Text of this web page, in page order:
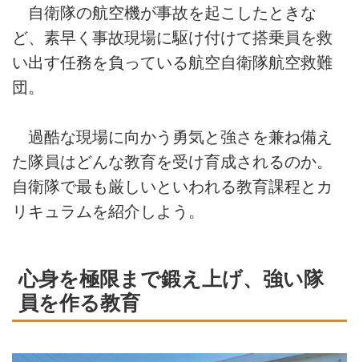
自衛隊の航空機が事故を起こしたときな
ど、素早く事故現場に駆け付けて搭乗員を救
い出す任務を負っている航空自衛隊航空救難
団。
過酷な現場に向かう勇気と強さを兼ね備え
た隊員はどんな教育を受け育成されるのか。
自衛隊で最も厳しいといわれる教育課程とカ
リキュラムを紹介しよう。
心身を極限まで鍛え上げ、強い隊
員を作る教育